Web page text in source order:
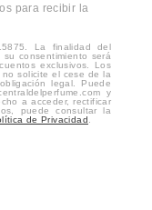
para recibir la
La finalidad del
consentimiento será
exclusivos. Los
solicite el cese de la
legal. Puede
y
a acceder, rectificar
puede consultar la
de Privacidad